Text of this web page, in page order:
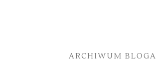
ARCHIWUM BLOGA